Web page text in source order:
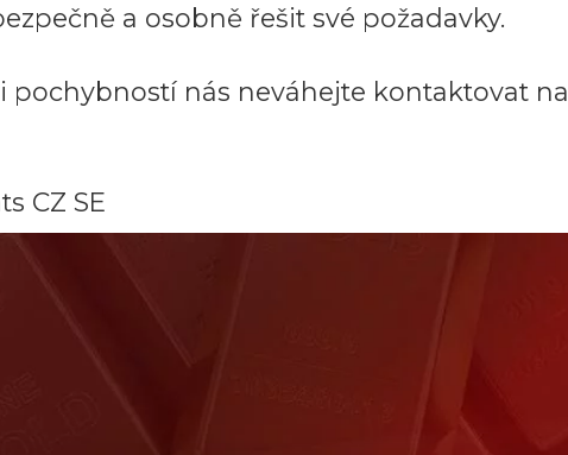
a osobně řešit své požadavky.
pochybností nás neváhejte kontaktovat
CZ SE